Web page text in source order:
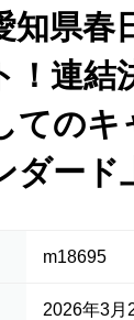
知県
！連結
てのキ
ダード
m18695
2026年3月